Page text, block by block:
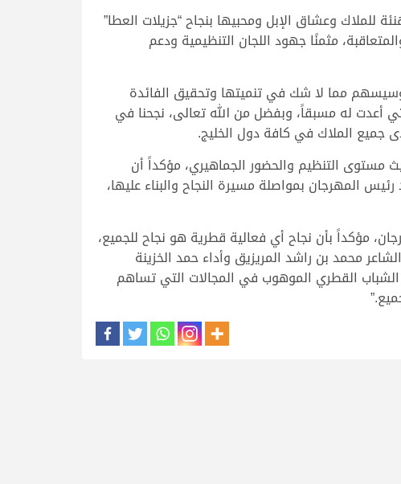
للملاك وعشاق الإبل ومحبيها بنجاح “جزيلات العطا”
مثمنًا جهود اللجان التنظيمية ودعم
وسيسهم مما لا شك في تنميتها وتحقيق الفائدة
أعدت له مسبقاً، وبفضل من الله تعالى، نجحنا في
جميع الملاك في كافة دول الخليج.
مستوى التنظيم والحضور الجماهيري، مؤكداً أن
المهرجان بمواصلة مسيرة النجاح والبناء عليها،
مؤكداً بأن نجاح أي فعالية قطرية هو نجاح للجميع،
محمد بن راشد المريزيق وأداء حمد الخزينة
القطري الموهوب في المجالات التي تساهم